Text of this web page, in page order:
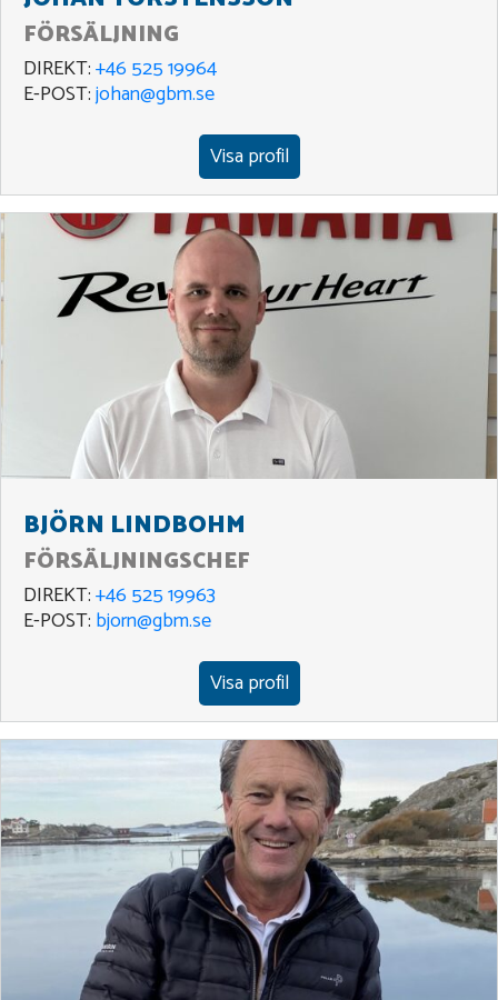
FÖRSÄLJNING
DIREKT:+46 525 19964
E-POST:johan@gbm.se
Visa profil
BJÖRN LINDBOHM
FÖRSÄLJNINGSCHEF
DIREKT:+46 525 19963
E-POST: bjorn@gbm.se
Visa profil